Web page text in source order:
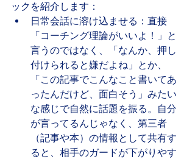
ックを紹介します：
日常会話に溶け込ませる：直接
「コーチング理論がいいよ！」と
言うのではなく、「なんか、押し
付けられると嫌だよね」とか、
「この記事でこんなこと書いてあ
ったんだけど、面白そう」みたい
な感じで自然に話題を振る。自分
が言ってるんじゃなく、第三者
（記事や本）の情報として共有す
ると、相手のガードが下がりやす